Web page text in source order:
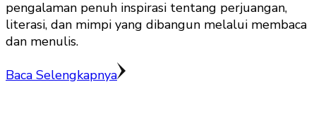
pengalaman penuh inspirasi tentang perjuangan,
literasi, dan mimpi yang dibangun melalui membaca
dan menulis.
Baca Selengkapnya